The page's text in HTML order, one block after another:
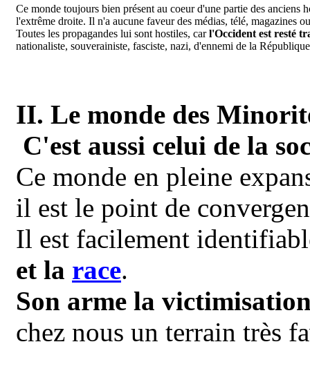
Ce monde toujours bien présent au coeur d'une partie des anciens
l'extrême droite. Il n'a aucune faveur des médias, télé, magazines
Toutes les propagandes lui sont hostiles, carl'Occident est resté
nationaliste, souverainiste, fasciste, nazi, d'ennemi de la
II. Le monde des
C'est aussi celui de la
Ce monde en pleine
il est le point de
Il est facilement
et la race.
Son arme la
chez nous un terrain très